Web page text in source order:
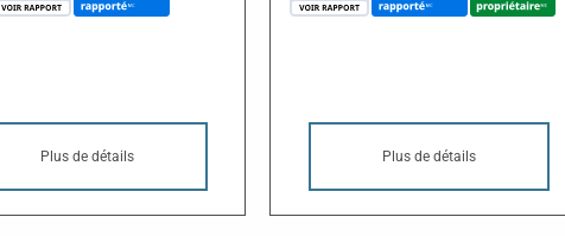
Plus de détails Plus de détails